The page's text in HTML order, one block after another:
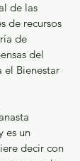
de las
de recursos
de
del
Bienestar
es un
decir con